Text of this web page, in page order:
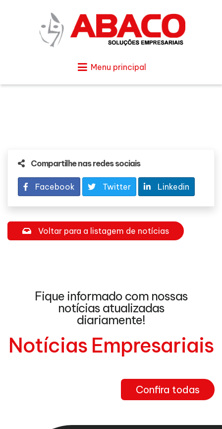
Menu principal
Compartilhe nas redes sociais
Facebook Twitter Linkedin
Voltar para a listagem de notícias
Fique informado com nossas
notícias atualizadas
diariamente!
Notícias Empresariais
Confira todas